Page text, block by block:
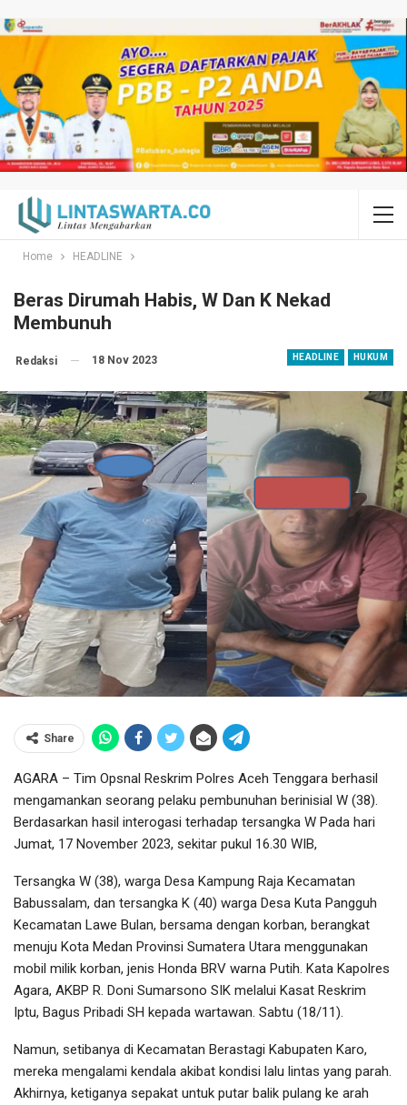
Home HEADLINE
Beras Dirumah Habis, W Dan K Nekad
Membunuh
HEADLINE HUKUM
Redaksi 18 Nov 2023
Share
AGARA – Tim Opsnal Reskrim Polres Aceh Tenggara berhasil
mengamankan seorang pelaku pembunuhan berinisial W (38).
Berdasarkan hasil interogasi terhadap tersangka W Pada hari
Jumat, 17 November 2023, sekitar pukul 16.30 WIB,
Tersangka W (38), warga Desa Kampung Raja Kecamatan
Babussalam, dan tersangka K (40) warga Desa Kuta Pangguh
Kecamatan Lawe Bulan, bersama dengan korban, berangkat
menuju Kota Medan Provinsi Sumatera Utara menggunakan
mobil milik korban, jenis Honda BRV warna Putih. Kata Kapolres
Agara, AKBP R. Doni Sumarsono SIK melalui Kasat Reskrim
Iptu, Bagus Pribadi SH kepada wartawan. Sabtu (18/11).
Namun, setibanya di Kecamatan Berastagi Kabupaten Karo,
mereka mengalami kendala akibat kondisi lalu lintas yang parah.
Akhirnya, ketiganya sepakat untuk putar balik pulang ke arah